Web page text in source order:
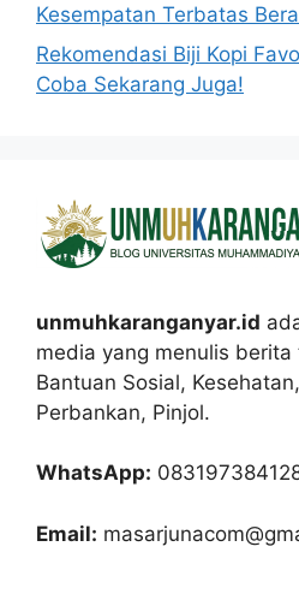
Kesempatan Terbatas
Rekomendasi Biji Kopi
Coba Sekarang Juga!
unmuhkaranganyar.id
media yang menulis
Bantuan Sosial,
Perbankan, Pinjol.
WhatsApp:
Email: